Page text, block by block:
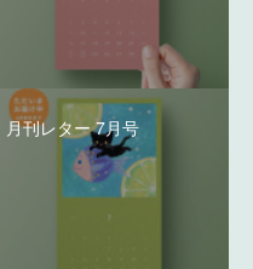
月刊レター 7月号